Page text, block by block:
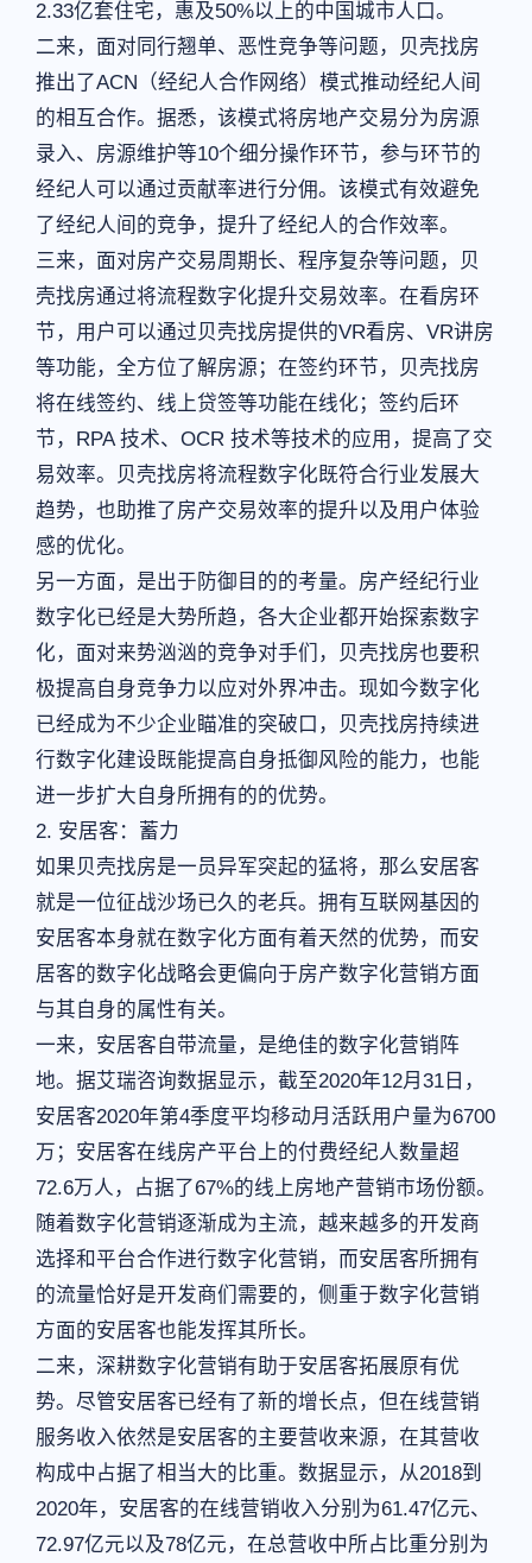
2.33亿套住宅，惠及50%以上的中国城市人口。
二来，面对同行翘单、恶性竞争等问题，贝壳找房
推出了ACN（经纪人合作网络）模式推动经纪人间
的相互合作。据悉，该模式将房地产交易分为房源
录入、房源维护等10个细分操作环节，参与环节的
经纪人可以通过贡献率进行分佣。该模式有效避免
了经纪人间的竞争，提升了经纪人的合作效率。
三来，面对房产交易周期长、程序复杂等问题，贝
壳找房通过将流程数字化提升交易效率。在看房环
节，用户可以通过贝壳找房提供的VR看房、VR讲房
等功能，全方位了解房源；在签约环节，贝壳找房
将在线签约、线上贷签等功能在线化；签约后环
节，RPA 技术、OCR 技术等技术的应用，提高了交
易效率。贝壳找房将流程数字化既符合行业发展大
趋势，也助推了房产交易效率的提升以及用户体验
感的优化。
另一方面，是出于防御目的的考量。房产经纪行业
数字化已经是大势所趋，各大企业都开始探索数字
化，面对来势汹汹的竞争对手们，贝壳找房也要积
极提高自身竞争力以应对外界冲击。现如今数字化
已经成为不少企业瞄准的突破口，贝壳找房持续进
行数字化建设既能提高自身抵御风险的能力，也能
进一步扩大自身所拥有的的优势。
2. 安居客：蓄力
如果贝壳找房是一员异军突起的猛将，那么安居客
就是一位征战沙场已久的老兵。拥有互联网基因的
安居客本身就在数字化方面有着天然的优势，而安
居客的数字化战略会更偏向于房产数字化营销方面
与其自身的属性有关。
一来，安居客自带流量，是绝佳的数字化营销阵
地。据艾瑞咨询数据显示，截至2020年12月31日，
安居客2020年第4季度平均移动月活跃用户量为6700
万；安居客在线房产平台上的付费经纪人数量超
72.6万人，占据了67%的线上房地产营销市场份额。
随着数字化营销逐渐成为主流，越来越多的开发商
选择和平台合作进行数字化营销，而安居客所拥有
的流量恰好是开发商们需要的，侧重于数字化营销
方面的安居客也能发挥其所长。
二来，深耕数字化营销有助于安居客拓展原有优
势。尽管安居客已经有了新的增长点，但在线营销
服务收入依然是安居客的主要营收来源，在其营收
构成中占据了相当大的比重。数据显示，从2018到
2020年，安居客的在线营销收入分别为61.47亿元、
72.97亿元以及78亿元，在总营收中所占比重分别为